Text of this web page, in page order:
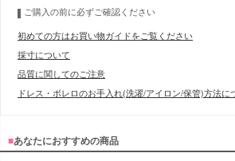
ご購入の前に必ずご確認ください
初めての方はお買い物ガイドをご覧ください
採寸について
品質に関してのご注意
ドレス・ボレロのお手入れ(洗濯/アイロン/保管)方法に
■あなたにおすすめの商品